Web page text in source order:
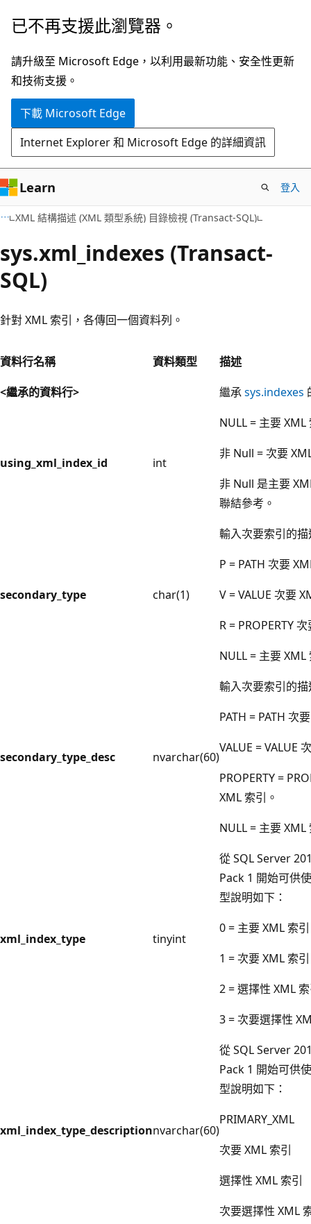
跳
主
要
內
已不再支援此瀏覽器。
請升級至 Microsoft Edge，以利用最新功能、安全性更新
和技術支援。
下載 Microsoft Edge
Internet Explorer 和 Microsoft Edge 的詳細資訊
Learn 登入
XML 結構描述 (XML 類型系統) 目錄檢視 (Transact-SQL)
sys.xml_indexes (Transact-
SQL)
針對 XML 索引，各傳回一個資料列。
資料行名稱 資料類型
描述
<繼承的資料行>
繼承sys.indexes
using_xml_index_id int
NULL = 主要 XML
非 Null = 次要
非 Null 是主要
聯結參考。
secondary_type char(1)
輸入次要索引的
P = PATH 次要
V = VALUE 次要
R = PROPERTY
NULL = 主要 XML
secondary_type_desc nvarchar(60)
輸入次要索引的
PATH = PATH 次
VALUE = VALUE
PROPERTY =
XML 索引。
NULL = 主要 XML
xml_index_type tinyint
從 SQL Server
Pack 1 開始可供
型說明如下：
0 = 主要 XML 索引
1 = 次要 XML 索引
2 = 選擇性 XML
3 = 次要選擇性
xml_index_type_descriptionnvarchar(60)
從 SQL Server
Pack 1 開始可供
型說明如下：
PRIMARY_XML
次要 XML 索引
選擇性 XML 索引
次要選擇性 XML